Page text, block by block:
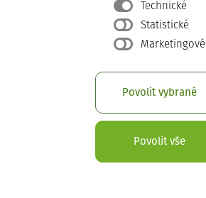
Technické
Statistické
Marketingové
Povolit vybrané
Povolit vše
Orlovice č.p. 54
Orlovice č.p. 55